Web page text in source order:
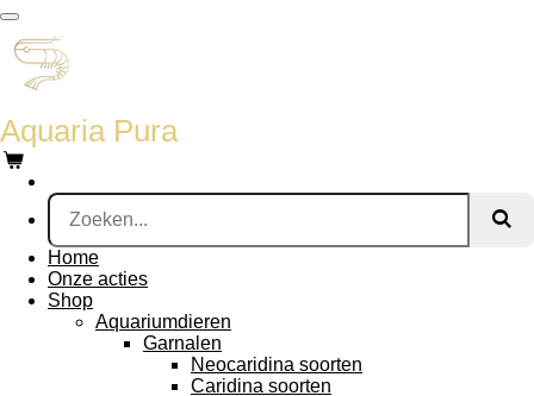
Ga
direct
naar
de
Aquaria Pura
Home
Onze acties
Shop
Aquariumdieren
Garnalen
Neocaridina soorten
Caridina soorten